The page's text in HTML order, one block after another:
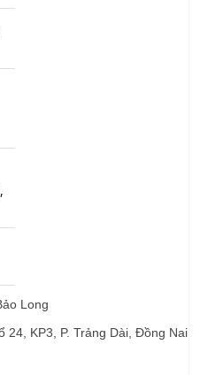
Long
KP3, P. Trảng Dài, Đồng Nai